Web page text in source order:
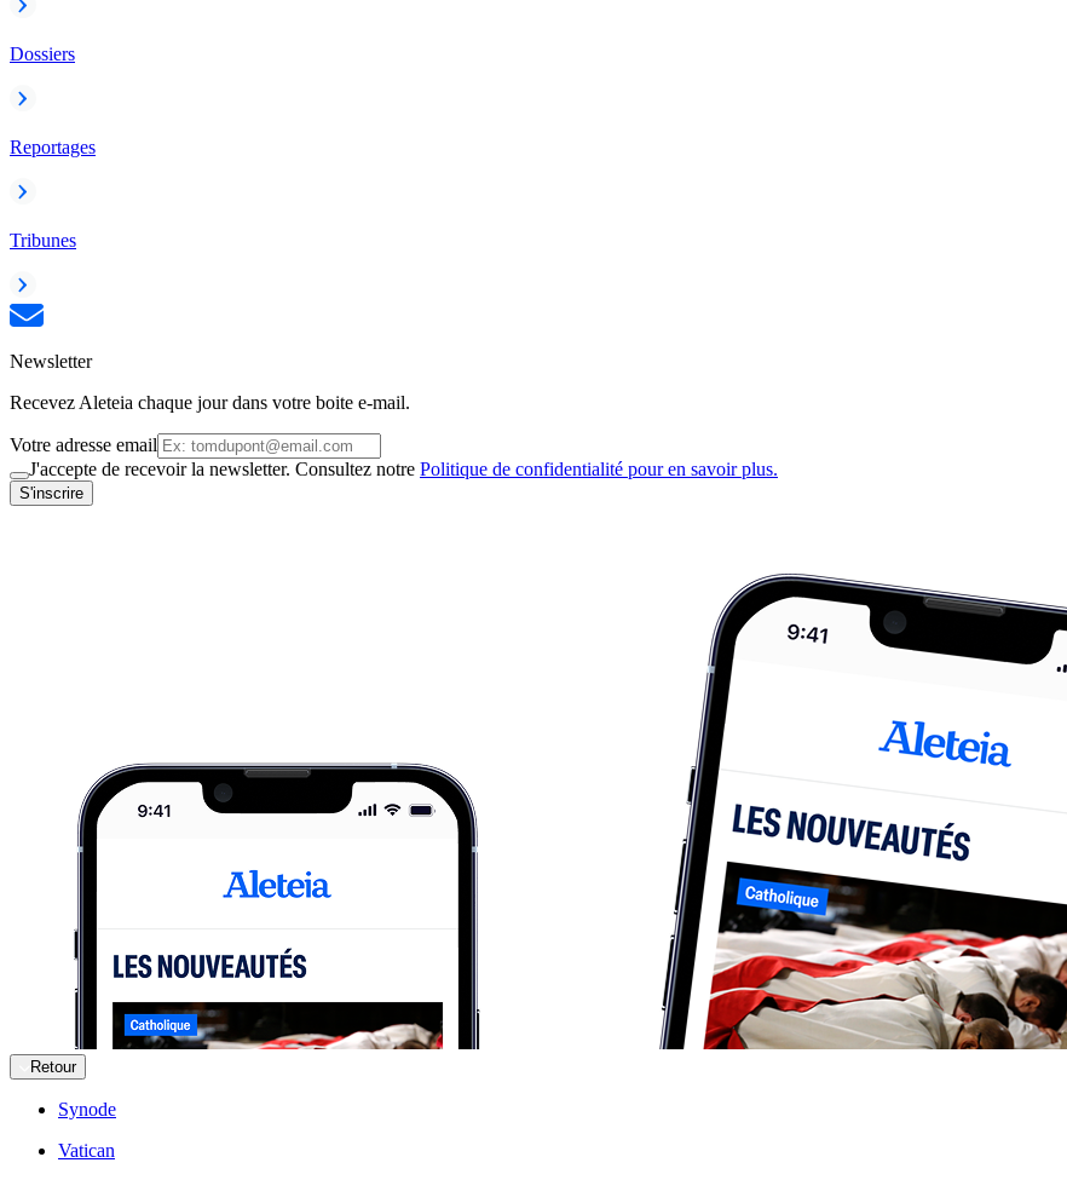
Dossiers
Reportages
Tribunes
Newsletter
Recevez Aleteia chaque jour dans votre boite e-mail.
Votre adresse email
J'accepte de recevoir la newsletter. Consultez notre Politique de confidentialité pour en savoir plus.
S'inscrire
Retour
Synode
Vatican